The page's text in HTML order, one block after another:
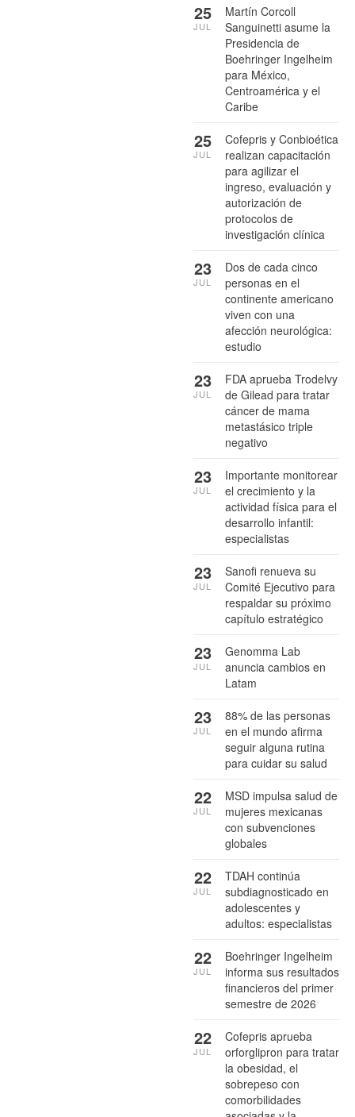
Martín Corcoll
Sanguinetti asume la
Presidencia de
Boehringer Ingelheim
para México,
Centroamérica y el
Caribe
25
JUL
Cofepris y Conbioética
realizan capacitación
para agilizar el
ingreso, evaluación y
autorización de
protocolos de
investigación clínica
25
JUL
Dos de cada cinco
personas en el
continente americano
viven con una
afección neurológica:
estudio
23
JUL
FDA aprueba Trodelvy
de Gilead para tratar
cáncer de mama
metastásico triple
negativo
23
JUL
Importante monitorear
el crecimiento y la
actividad física para el
desarrollo infantil:
especialistas
23
JUL
Sanofi renueva su
Comité Ejecutivo para
respaldar su próximo
capítulo estratégico
23
JUL
Genomma Lab
anuncia cambios en
Latam
23
JUL
88% de las personas
en el mundo afirma
seguir alguna rutina
para cuidar su salud
23
JUL
MSD impulsa salud de
mujeres mexicanas
con subvenciones
globales
22
JUL
TDAH continúa
subdiagnosticado en
adolescentes y
adultos: especialistas
22
JUL
Boehringer Ingelheim
informa sus resultados
financieros del primer
semestre de 2026
22
JUL
Cofepris aprueba
orforglipron para tratar
la obesidad, el
sobrepeso con
comorbilidades
22
JUL